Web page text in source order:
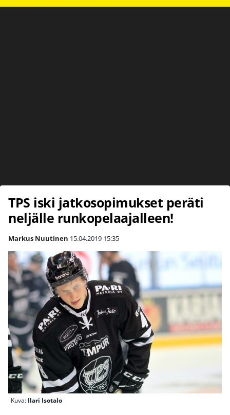
TPS iski jatkosopimukset peräti
neljälle runkopelaajalleen!
Markus Nuutinen 15.04.2019 15:35
Kuva: Ilari Isotalo